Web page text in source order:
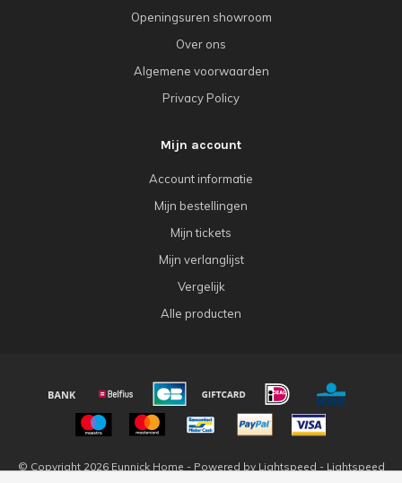
Openingsuren showroom
Over ons
Algemene voorwaarden
Privacy Policy
Mijn account
Account informatie
Mijn bestellingen
Mijn tickets
Mijn verlanglijst
Vergelijk
Alle producten
© Copyright 2026 Eunnick Home - Powered by Lightspeed - Lightspeed